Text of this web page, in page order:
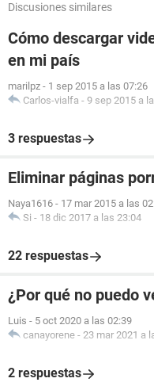
Discusiones similares
Cómo descargar
en mi país
marilpz - 1 sep 2015 a las 07:26
Carlos-vialfa - 9 sep 2015 a
3 respuestas
Eliminar páginas
Naya1616 - 17 mar 2015 a las
Si - 18 dic 2017 a las 23:04
22 respuestas
¿Por qué no puedo
Luis - 5 oct 2020 a las 02:39
canayorene - 23 mar 2021 a
2 respuestas